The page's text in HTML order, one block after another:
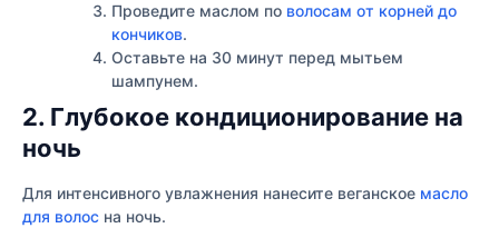
Проведите маслом по волосам от корней до
кончиков.
Оставьте на 30 минут перед мытьем
шампунем.
2. Глубокое кондиционирование на
ночь
Для интенсивного увлажнения нанесите веганское масло
для волос на ночь.